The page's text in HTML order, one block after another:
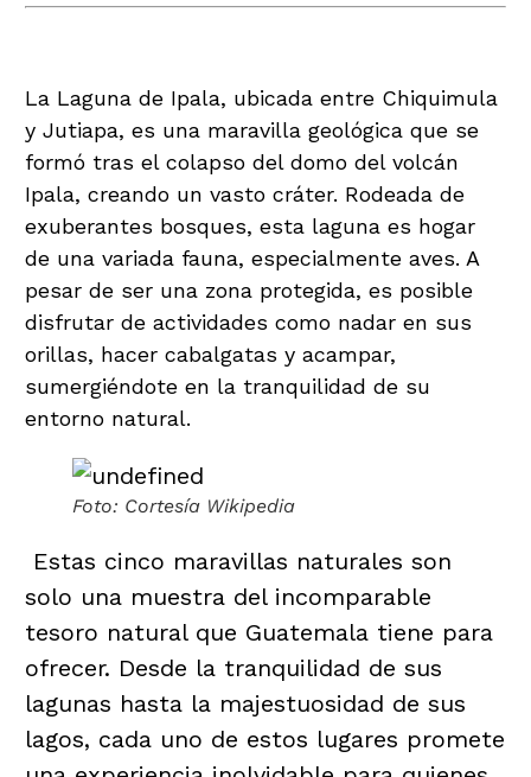
La Laguna de Ipala, ubicada entre Chiquimula
y Jutiapa, es una maravilla geológica que se
formó tras el colapso del domo del volcán
Ipala, creando un vasto cráter. Rodeada de
exuberantes bosques, esta laguna es hogar
de una variada fauna, especialmente aves. A
pesar de ser una zona protegida, es posible
disfrutar de actividades como nadar en sus
orillas, hacer cabalgatas y acampar,
sumergiéndote en la tranquilidad de su
entorno natural.
Foto: Cortesía Wikipedia
Estas cinco maravillas naturales son
solo una muestra del incomparable
tesoro natural que Guatemala tiene para
ofrecer. Desde la tranquilidad de sus
lagunas hasta la majestuosidad de sus
lagos, cada uno de estos lugares promete